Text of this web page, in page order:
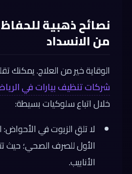
نصائح ذهبية للحفاظ
من الانسداد
الوقاية خير من العلاج. يمكنك
شركات تنظيف بيارات في
خلال اتباع سلوكيات بسيطة:
لا تلقِ الزيوت في
الأول للصرف الصحي؛ حيث
الأنابيب.